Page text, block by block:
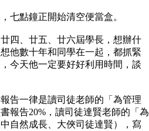
七點鐘正開始清空便當盒。
四、廿五、廿六屆學長，想辦什
他數十年和同學在一起，都抓緊
今天他一定要好好利用時間，談
告一律是讀司徒老師的「為管理
報告20% ，讀司徒達賢老師的「為
自然成長、大俠司徒達賢），寫